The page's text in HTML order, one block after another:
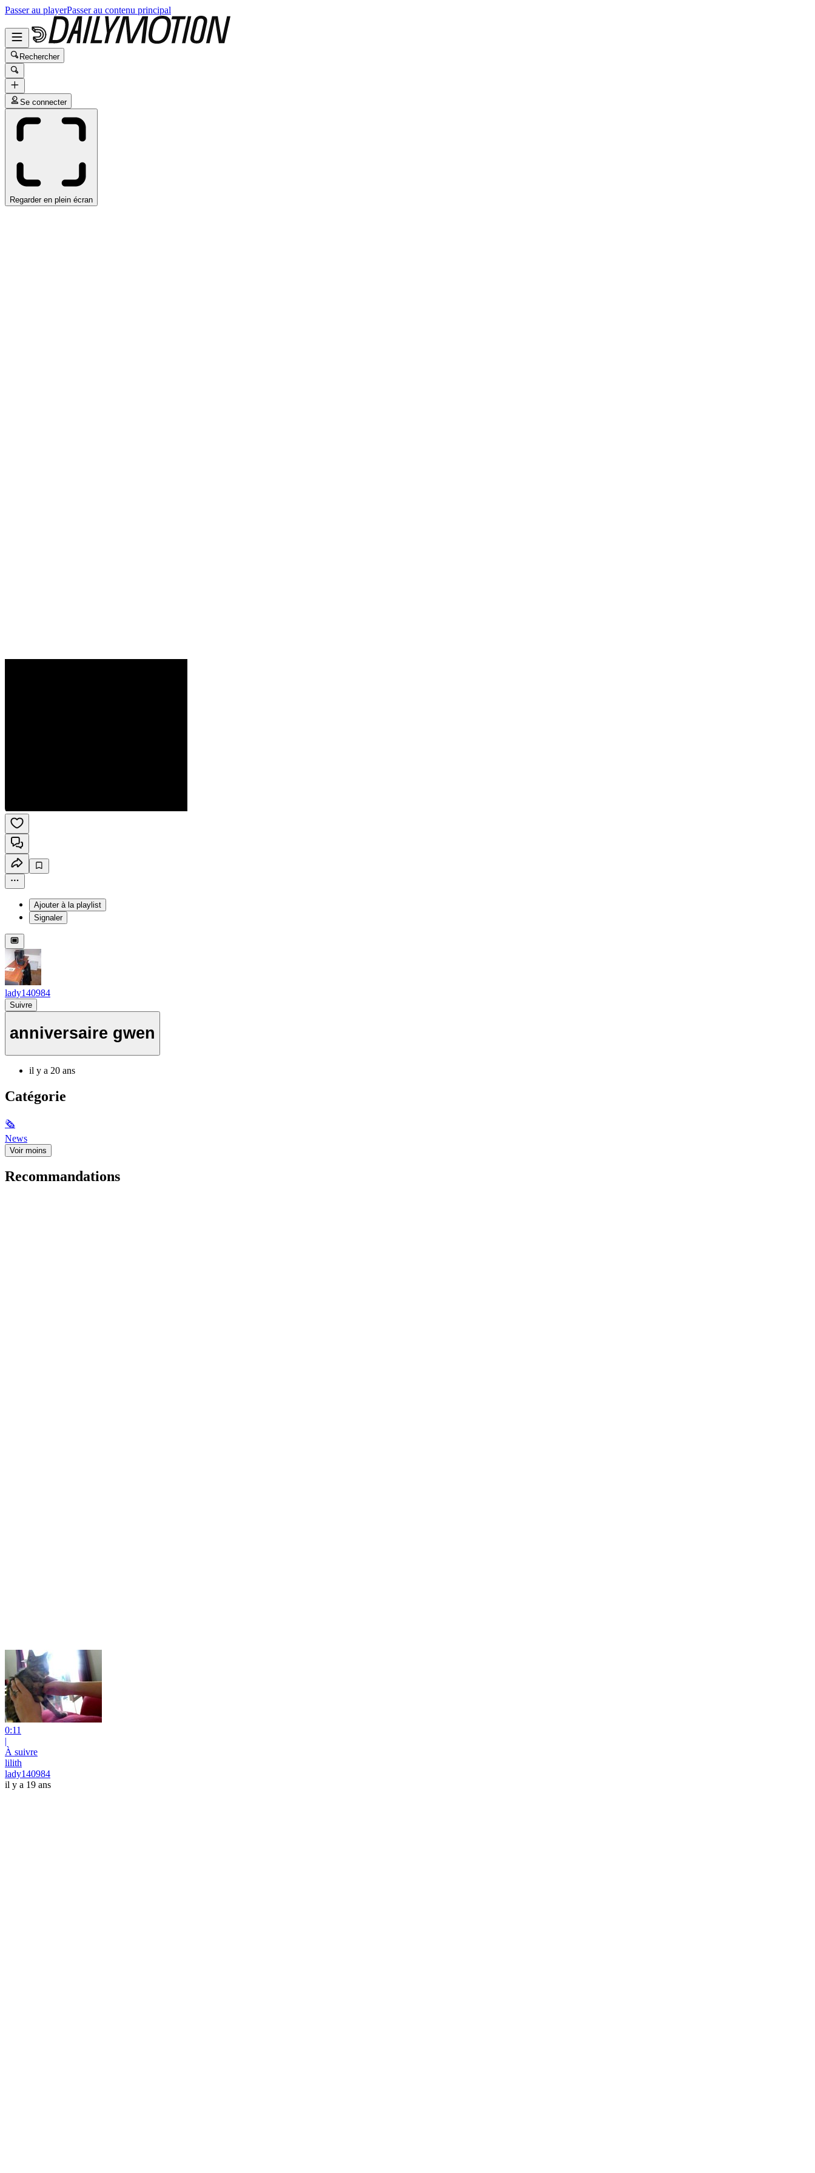
Passer au playerPasser au contenu principal
Rechercher
Se connecter
Regarder en plein écran
Ajouter à la playlist
Signaler
lady140984
Suivre
anniversaire gwen
il y a 20 ans
Catégorie
🗞
News
Voir moins
Recommandations
0:11
|
À suivre
lilith
lady140984
il y a 19 ans